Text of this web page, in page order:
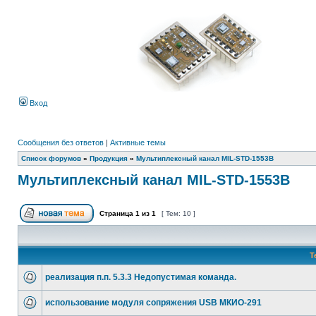
Вход
Сообщения без ответов | Активные темы
Список форумов » Продукция » Мультиплексный канал MIL-STD-1553B
Мультиплексный канал MIL-STD-1553B
Страница 1 из 1 [ Тем: 10 ]
реализация п.п. 5.3.3 Недопустимая команда.
использование модуля сопряжения USB МКИО-291